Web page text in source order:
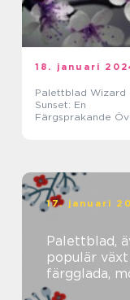
18. januari
Palettblad Wizard
Sunset: En
Färgsprakande
17. januari
Palettblad,
populär
färgglada,